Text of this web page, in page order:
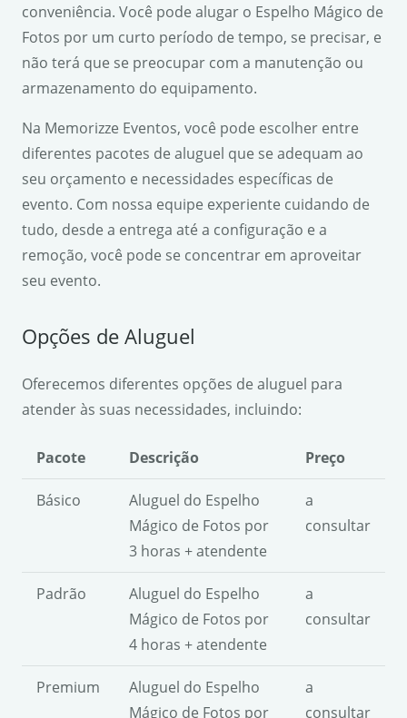
conveniência. Você pode alugar o Espelho Mágico de
Fotos por um curto período de tempo, se precisar, e
não terá que se preocupar com a manutenção ou
armazenamento do equipamento.
Na Memorizze Eventos, você pode escolher entre
diferentes pacotes de aluguel que se adequam ao
seu orçamento e necessidades específicas de
evento. Com nossa equipe experiente cuidando de
tudo, desde a entrega até a configuração e a
remoção, você pode se concentrar em aproveitar
seu evento.
Opções de Aluguel
Oferecemos diferentes opções de aluguel para
atender às suas necessidades, incluindo:
Pacote Descrição Preço
Básico
Aluguel do Espelho
Mágico de Fotos por
3 horas + atendente
a
consultar
Padrão
Aluguel do Espelho
Mágico de Fotos por
4 horas + atendente
a
consultar
Premium
Aluguel do Espelho
Mágico de Fotos por
a
consultar